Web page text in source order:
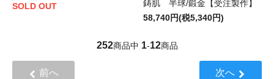
SOLD OUT
鋳肌 半球/鍛金【受注製作】
58,740円(税5,340円)
252商品中 1-12商品
前へ 次へ